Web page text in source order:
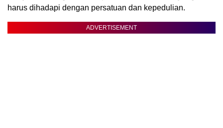
harus dihadapi dengan persatuan dan kepedulian.
ADVERTISEMENT